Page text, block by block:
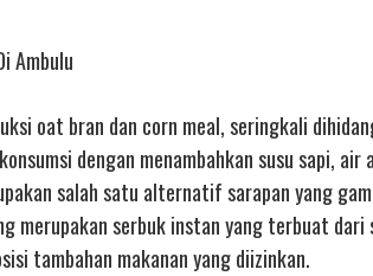
Ambulu
oat bran dan corn meal, seringkali
dengan menambahkan susu sapi, air
salah satu alternatif sarapan yang
merupakan serbuk instan yang terbuat dari
tambahan makanan yang diizinkan.